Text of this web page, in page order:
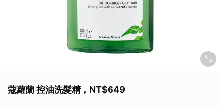
蔻蘿蘭 控油洗髮精，NT$649